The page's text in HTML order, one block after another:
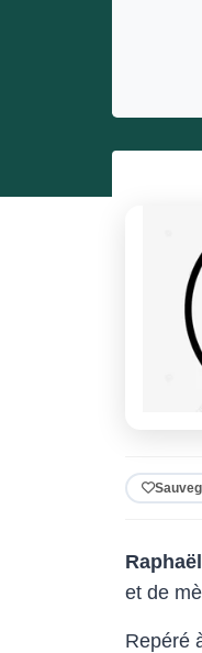
et de
Repéré